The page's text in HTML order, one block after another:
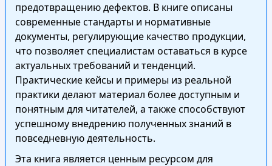
предотвращению дефектов. В книге описаны
современные стандарты и нормативные
документы, регулирующие качество продукции,
что позволяет специалистам оставаться в курсе
актуальных требований и тенденций.
Практические кейсы и примеры из реальной
практики делают материал более доступным и
понятным для читателей, а также способствуют
успешному внедрению полученных знаний в
повседневную деятельность.
Эта книга является ценным ресурсом для